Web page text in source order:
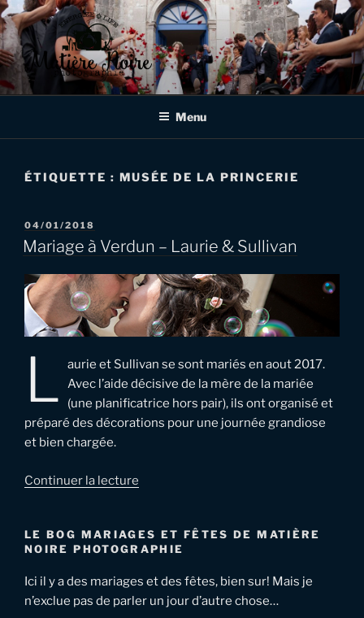
Aller
au
contenu
principal
MATIÈRE NOIRE
PHOTOGRAPHIE
Photographe de mariages et d'événementiels à Verdun, en Meuse,
Menu
ÉTIQUETTE : MUSÉE DE LA PRINCERIE
PUBLIÉ
LE
04/01/2018
Mariage à Verdun – Laurie & Sullivan
L
aurie et Sullivan se sont mariés en aout 2017.
Avec l’aide décisive de la mère de la mariée
(une planificatrice hors pair), ils ont organisé et
préparé des décorations pour une journée grandiose
et bien chargée.
Continuer la lecture
Verdun
–
Laurie
&
LE BOG MARIAGES ET FÊTES DE MATIÈRE
NOIRE PHOTOGRAPHIE
Ici il y a des mariages et des fêtes, bien sur! Mais je
n’exclue pas de parler un jour d’autre chose…